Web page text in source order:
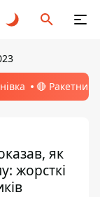
🔴 Ракетний
як
жорсткі